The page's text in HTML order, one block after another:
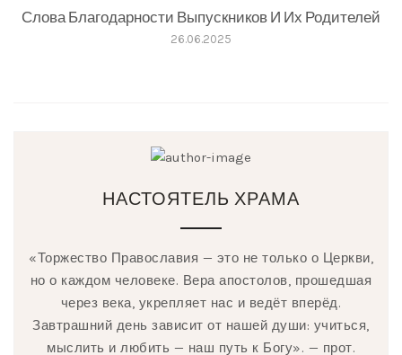
Слова Благодарности Выпускников И Их Родителей
26.06.2025
НАСТОЯТЕЛЬ ХРАМА
«Торжество Православия — это не только о Церкви,
но о каждом человеке. Вера апостолов, прошедшая
через века, укрепляет нас и ведёт вперёд.
Завтрашний день зависит от нашей души: учиться,
мыслить и любить — наш путь к Богу». — прот.